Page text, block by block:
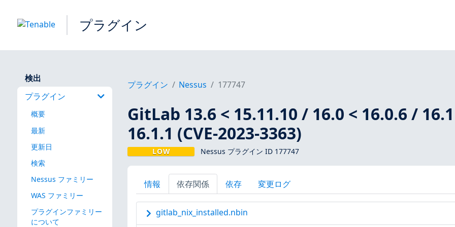
プラグイン
検出
プラグイン
概要
最新
更新日
検索
Nessus ファミリー
WAS ファミリー
プラグインファミリー
について
プラグイン Nessus 177747
GitLab 13.6 < 15.11.10 / 16.0 < 16.0.6 /
16.1.1 (CVE-2023-3363)
LOW Nessus プラグイン ID 177747
情報 依存関係 依存 変更ログ
gitlab_nix_installed.nbin